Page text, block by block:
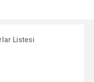
Listesi